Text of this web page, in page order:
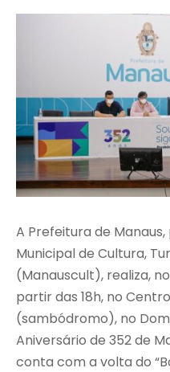
A Prefeitura de
Municipal de Cultura,
(Manauscult), realiza,
partir das 18h, no
(sambódromo), no
Aniversário de 352 de
conta com a volta do